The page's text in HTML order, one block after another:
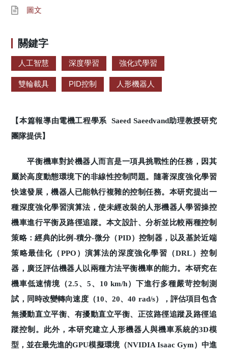
圖文
關鍵字
人工智慧 深度學習 強化式學習
雙輪載具 PID控制 人形機器人
【本篇報導由電機工程學系 Saeed Saeedvand助理教授研究
團隊提供】
平衡機車對於機器人而言是一項具挑戰性的任務，因其
屬於高度動態環境下的非線性控制問題。隨著深度強化學習
快速發展，機器人已能執行複雜的控制任務。本研究提出一
種深度強化學習演算法，使未經改裝的人形機器人學習操控
機車進行平衡及路徑追蹤。本文設計、分析並比較兩種控制
策略：經典的比例-積分-微分（PID）控制器，以及基於近端
策略最佳化（PPO）演算法的深度強化學習（DRL）控制
器，廣泛評估機器人以兩種方法平衡機車的能力。本研究在
機車低速情境（2.5、5、10 km/h）下進行多種嚴苛控制測
試，同時改變轉向速度（10、20、40 rad/s），評估項目包含
無擾動直立平衡、有擾動直立平衡、正弦路徑追蹤及路徑追
蹤控制。此外，本研究建立人形機器人與機車系統的3D模
型，並在最先進的GPU模擬環境（NVIDIA Isaac Gym）中進